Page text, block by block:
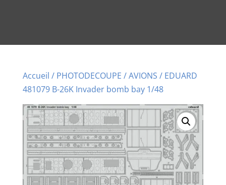
Accueil / PHOTODECOUPE /AVIONS / EDUARD
481079 B-26K Invader bomb bay 1/48